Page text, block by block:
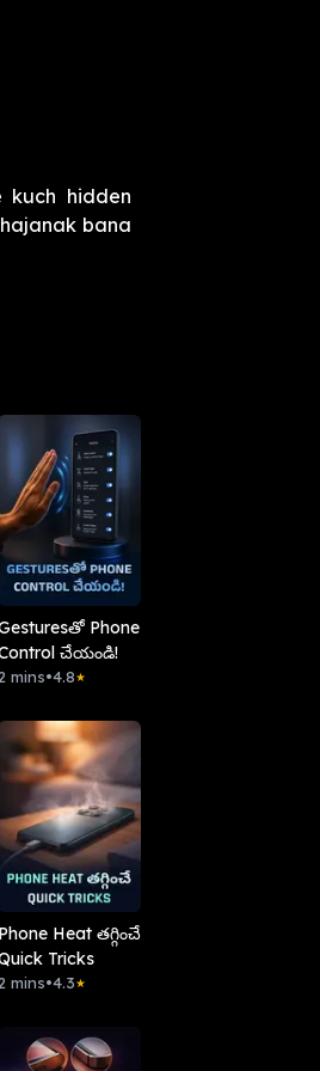
kuch hidden
bana
Phone
చేయండి!
mins•4.8★
Phone Heat తగ్గించే
Tricks
mins•4.3★